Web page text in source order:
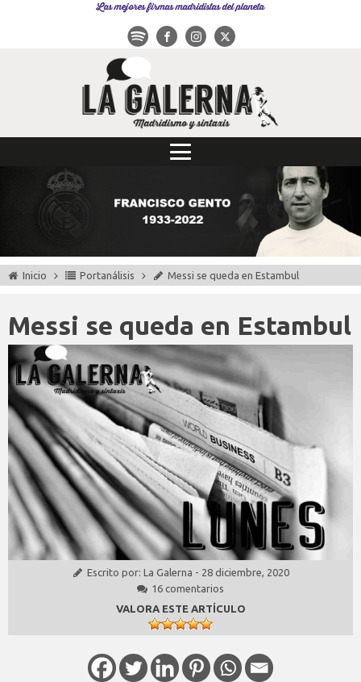
Las mejores firmas madridistas del planeta
Inicio Portanálisis Messi se queda en Estambul
Messi se queda en Estambul
Escrito por: La Galerna - 28 diciembre, 2020
16 comentarios
VALORA ESTE ARTÍCULO